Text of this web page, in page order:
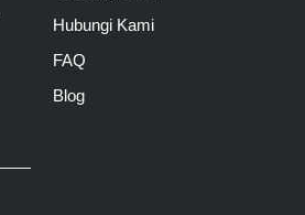
Hubungi Kami
FAQ
Blog